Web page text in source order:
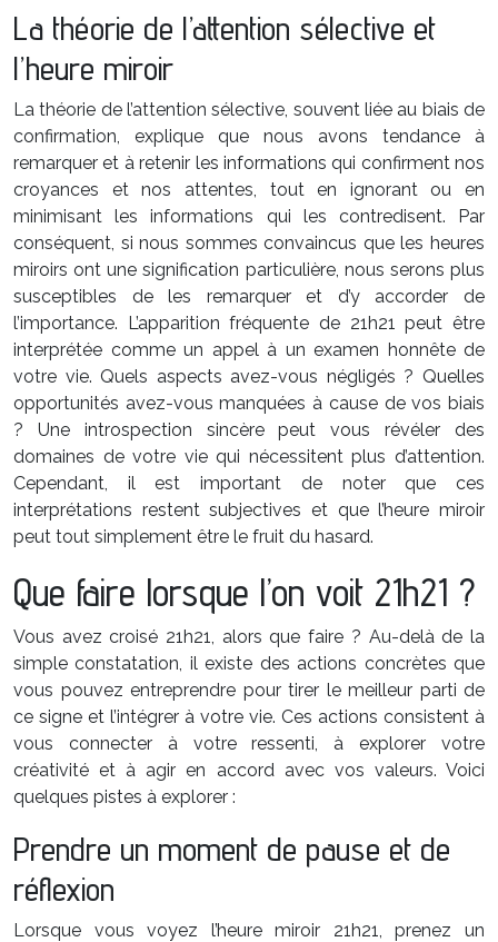
La théorie de l’attention sélective et
l’heure miroir
La théorie de l’attention sélective, souvent liée au biais de
confirmation, explique que nous avons tendance à
remarquer et à retenir les informations qui confirment nos
croyances et nos attentes, tout en ignorant ou en
minimisant les informations qui les contredisent. Par
conséquent, si nous sommes convaincus que les heures
miroirs ont une signification particulière, nous serons plus
susceptibles de les remarquer et d’y accorder de
l’importance. L’apparition fréquente de 21h21 peut être
interprétée comme un appel à un examen honnête de
votre vie. Quels aspects avez-vous négligés ? Quelles
opportunités avez-vous manquées à cause de vos biais
? Une introspection sincère peut vous révéler des
domaines de votre vie qui nécessitent plus d’attention.
Cependant, il est important de noter que ces
interprétations restent subjectives et que l’heure miroir
peut tout simplement être le fruit du hasard.
Que faire lorsque l’on voit 21h21 ?
Vous avez croisé 21h21, alors que faire ? Au-delà de la
simple constatation, il existe des actions concrètes que
vous pouvez entreprendre pour tirer le meilleur parti de
ce signe et l’intégrer à votre vie. Ces actions consistent à
vous connecter à votre ressenti, à explorer votre
créativité et à agir en accord avec vos valeurs. Voici
quelques pistes à explorer :
Prendre un moment de pause et de
réflexion
Lorsque vous voyez l’heure miroir 21h21, prenez un